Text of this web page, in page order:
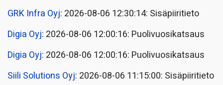
GRK Infra Oyj: 2026-08-06 12:30:14: Sisäpiiritieto
Digia Oyj: 2026-08-06 12:00:16: Puolivuosikatsaus
Digia Oyj: 2026-08-06 12:00:16: Puolivuosikatsaus
Siili Solutions Oyj: 2026-08-06 11:15:00: Sisäpiiritieto